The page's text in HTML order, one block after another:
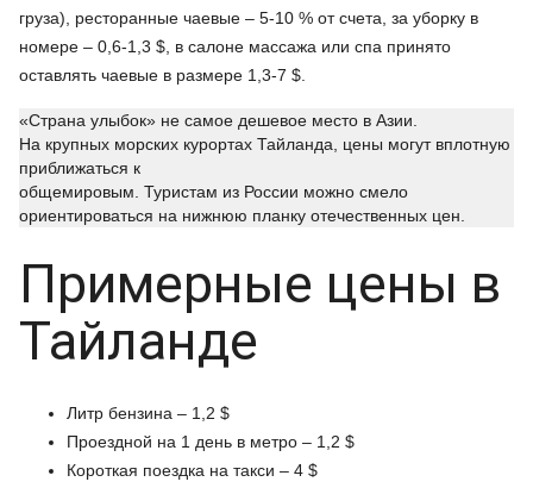
груза), ресторанные чаевые – 5-10 % от счета, за уборку в
номере – 0,6-1,3 $, в салоне массажа или спа принято
оставлять чаевые в размере 1,3-7 $.
«Страна улыбок» не самое дешевое место в Азии.
На крупных морских курортах Тайланда, цены могут вплотную
приближаться к
общемировым. Туристам из России можно смело
ориентироваться на нижнюю планку отечественных цен.
Примерные цены в
Тайланде
Литр бензина – 1,2 $
Проездной на 1 день в метро – 1,2 $
Короткая поездка на такси – 4 $